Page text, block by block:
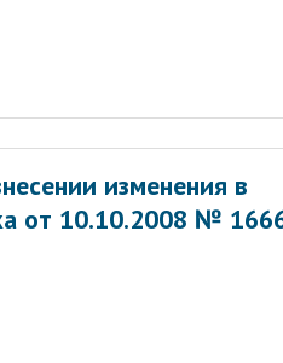
изменения в
от 10.10.2008 №